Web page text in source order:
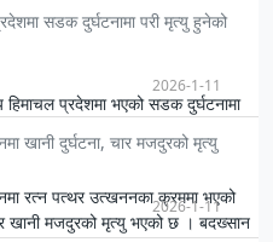
एक अर्ब ८७ करोड पुगेको छ । यो तथ्याङ्क
सडक दुर्घटनामा परी मृत्यु हुनेको
हिमाचल प्रदेशमा भएको सडक दुर्घटनामा
बढेर १४ पुगेको अधिकारीले शनिबार
2026-1-11
खानी दुर्घटना, चार मजदुरको मृत्यु
रत्न पत्थर उत्खननका क्रममा भएको
खानी मजदुरको मृत्यु भएको छ । बदख्सान
2026-1-11